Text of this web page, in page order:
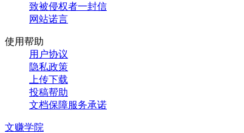
致被侵权者一封信
网站诺言
使用帮助
用户协议
隐私政策
上传下载
投稿帮助
文档保障服务承诺
文赚学院